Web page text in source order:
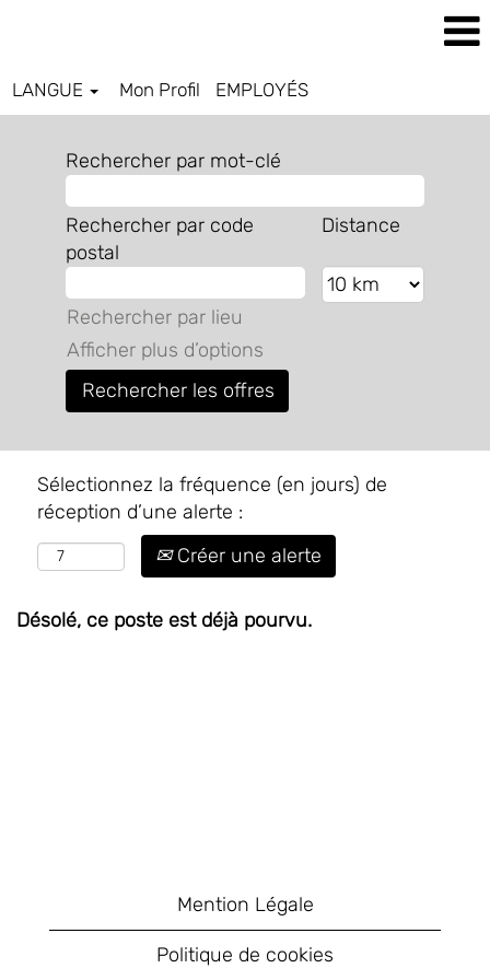
LANGUE Mon Profil EMPLOYÉS
Rechercher par mot-clé
Rechercher par code
postal
Distance
Rechercher par lieu
Afficher plus d’options
Sélectionnez la fréquence (en jours) de
réception d’une alerte :
Créer une alerte
Désolé, ce poste est déjà pourvu.
Mention Légale
Politique de cookies